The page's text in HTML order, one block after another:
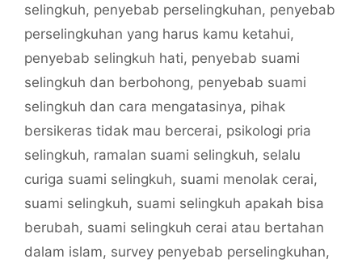
selingkuh, penyebab perselingkuhan, penyebab
perselingkuhan yang harus kamu ketahui,
penyebab selingkuh hati, penyebab suami
selingkuh dan berbohong, penyebab suami
selingkuh dan cara mengatasinya, pihak
bersikeras tidak mau bercerai, psikologi pria
selingkuh, ramalan suami selingkuh, selalu
curiga suami selingkuh, suami menolak cerai,
suami selingkuh, suami selingkuh apakah bisa
berubah, suami selingkuh cerai atau bertahan
dalam islam, survey penyebab perselingkuhan,